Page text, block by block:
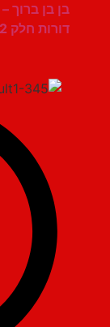
בן בן ברוך –
דורות חלק 2